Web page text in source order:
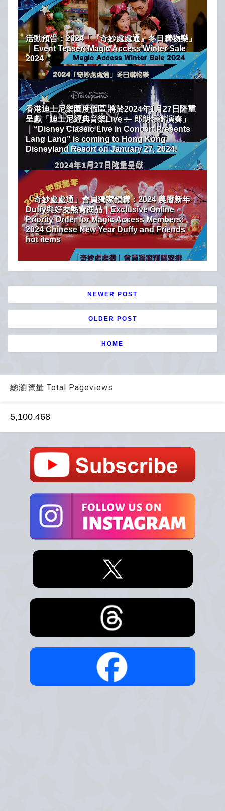
活動預告：2024「『奇妙處處通』冬日購物樂」
｜Event Teaser: Magic Access Winter Sale
2024
香港迪士尼樂園度假區 將於2024年1月27日隆重
呈獻「迪士尼經典音樂Live — 郎朗領銜演奏」
｜“Disney Classic Live in Concert Presents
Lang Lang” is coming to Hong Kong
Disneyland Resort on January 27, 2024!
「奇妙處處通」會員獨家預購：2024 農曆新年
Duffy與好友熱賣商品｜Exclusive Online
Priority Order for Magic Access Members:
2024 Chinese New Year Duffy and Friends
hot items
NEWER POST
OLDER POST
HOME
總瀏覽量 Total Pageviews
5,100,468